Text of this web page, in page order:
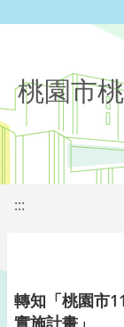
桃園市
:::
轉知「桃園市
實施計畫」